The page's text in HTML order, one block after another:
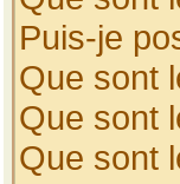
Puis-je
Que sont
Que sont
Que sont